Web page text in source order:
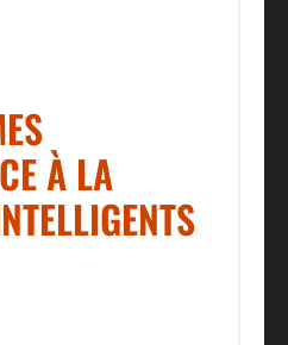
À LA